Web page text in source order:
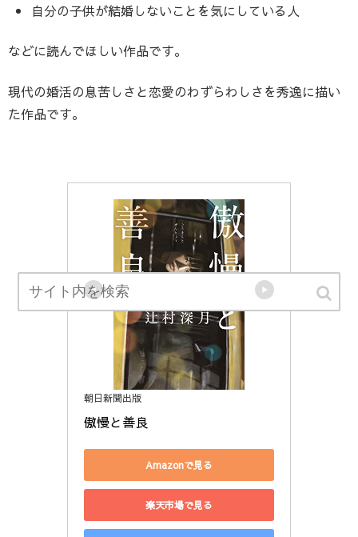
自分の子供が結婚しないことを気にしている人
などに読んでほしい作品です。
現代の婚活の息苦しさと恋愛のわずらわしさを秀逸に描い
た作品です。
朝日新聞出版
傲慢と善良
Amazonで見る
楽天市場で見る